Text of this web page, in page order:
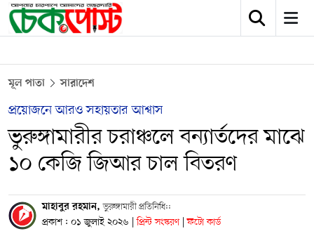
মূল পাতা সারাদেশ
প্রয়োজনে আরও সহায়তার আশ্বাস
ভুরুঙ্গামারীর চরাঞ্চলে বন্যার্তদের মাঝে
১০ কেজি জিআর চাল বিতরণ
মাহাবুর রহমান,ভুরুঙ্গামারী প্রতিনিধি::
প্রকাশ : ০১ জুলাই ২০২৬ | প্রিন্ট সংস্করণ | ফটো কার্ড